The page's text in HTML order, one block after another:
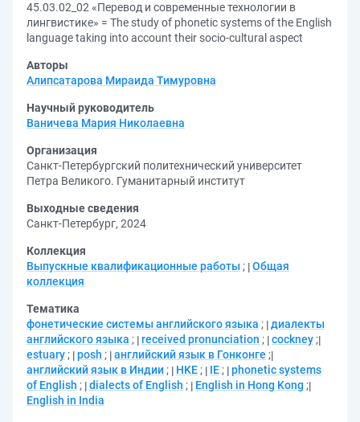
45.03.02_02 «Перевод и современные технологии в
лингвистике» = The study of phonetic systems of the English
language taking into account their socio-cultural aspect
Авторы
Алипсатарова Мираида Тимуровна
Научный руководитель
Ваничева Мария Николаевна
Организация
Санкт-Петербургский политехнический университет
Петра Великого. Гуманитарный институт
Выходные сведения
Санкт-Петербург, 2024
Коллекция
Выпускные квалификационные работы ; Общая
коллекция
Тематика
фонетические системы английского языка ; диалекты
английского языка ; received pronunciation ; cockney ;
estuary ; posh ; английский язык в Гонконге ;
английский язык в Индии ; HKE ; IE ; phonetic systems
of English ; dialects of English ; English in Hong Kong ;
English in India